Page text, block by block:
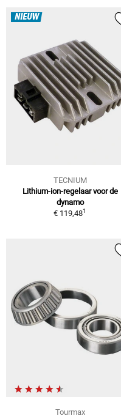
NIEUW
TECNIUM
Lithium-ion-regelaar voor de
dynamo
€ 119,481
Tourmax